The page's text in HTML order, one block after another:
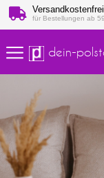
Versandkostenfrei
für Bestellungen ab
dein-